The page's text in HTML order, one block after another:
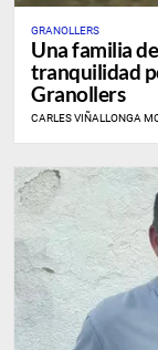
GRANOLLERS
Una familia
tranquilidad
Granollers
CARLES VIÑALLONGA